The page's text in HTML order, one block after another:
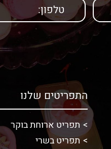
התפריטים שלנו
תפריט ארוחת בוקר
תפריט בשרי